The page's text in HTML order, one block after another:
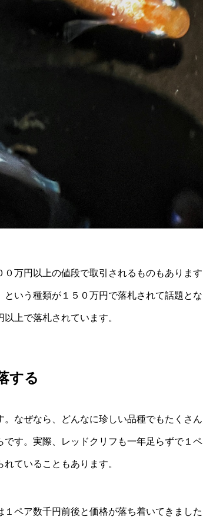
万円以上の値段で取引されるものもあります
いう種類が１５０万円で落札されて話題とな
上で落札されています。
する
なぜなら、どんなに珍しい品種でもたくさ
す。実際、レッドクリフも一年足らずで１
ていることもあります。
ペア数千円前後と価格が落ち着いてきました